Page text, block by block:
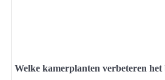
Welke kamerplanten verbeteren